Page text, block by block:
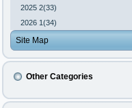
2025 2(33)
2026 1(34)
Site Map
Other Categories